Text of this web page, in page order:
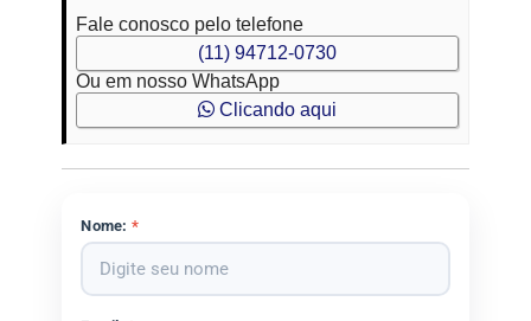
Fale conosco pelo telefone
(11) 94712-0730
Ou em nosso WhatsApp
Clicando aqui
Nome: *